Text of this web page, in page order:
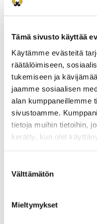
Tämä sivusto käyttää
Käytämme evästeitä
räätälöimiseen,
tukemiseen ja
jaamme sosiaalisen
alan kumppaneillemme
sivustoamme.
tietoja muihin tietoihin,
kerätty, kun olet
valinta
Välttämätön
Mieltymykset
mahdollisuuksia.
vastaamaan Uuden
Koulutuskokonaisuus on
ja Suomen
ja toimivuutta on pilotoitu
riistanhoitoyhdistysten ja
Pilottien myötä hiottu
2023 lähtien
koordinoimana
Koulutuskokonaisuus
tutustumisen
pääsemisen taustasta
saanut riittävät käytännön
harrastustaan ja
toivotaan myös lisäävän